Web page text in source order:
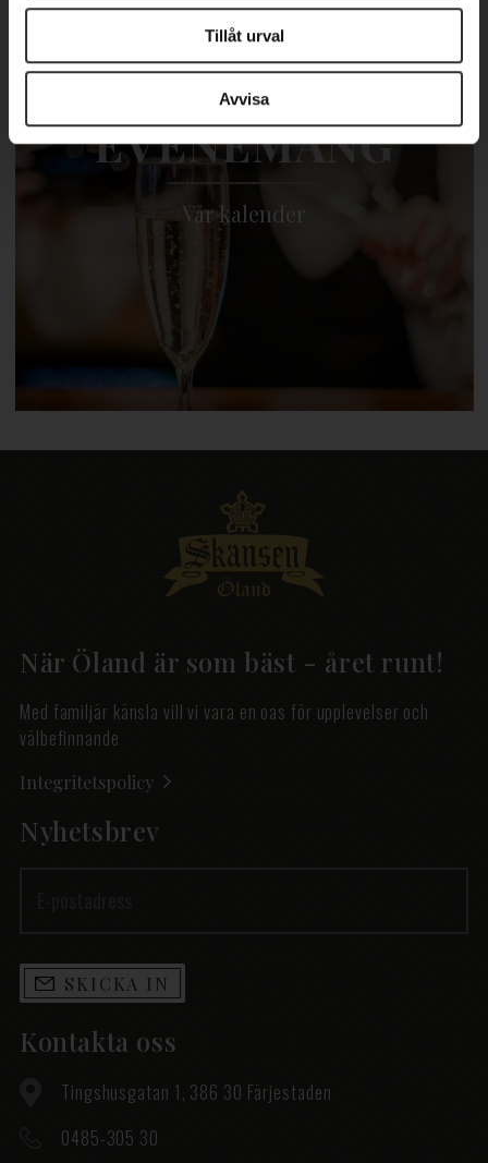
Tillåt urval
Avvisa
EVENEMANG
Vår kalender
När Öland är som bäst - året runt!
Med familjär känsla vill vi vara en oas för upplevelser och
välbefinnande
Integritetspolicy
Nyhetsbrev
SKICKA IN
Kontakta oss
Tingshusgatan 1, 386 30 Färjestaden
0485-305 30